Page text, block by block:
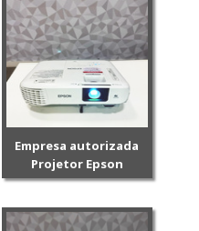
Empresa autorizada
Projetor Epson